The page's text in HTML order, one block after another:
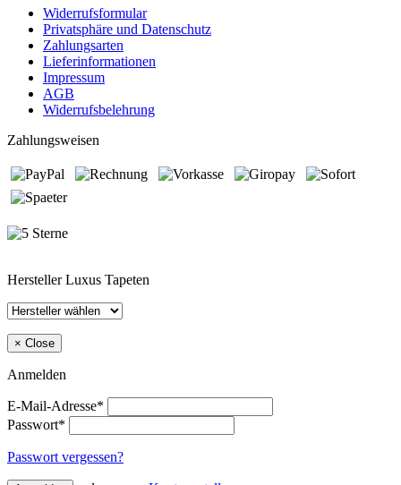
Widerrufsformular
Privatsphäre und Datenschutz
Zahlungsarten
Lieferinformationen
Impressum
AGB
Widerrufsbelehrung
Zahlungsweisen
Hersteller Luxus Tapeten
× Close
Anmelden
E-Mail-Adresse*
Passwort*
Passwort vergessen?